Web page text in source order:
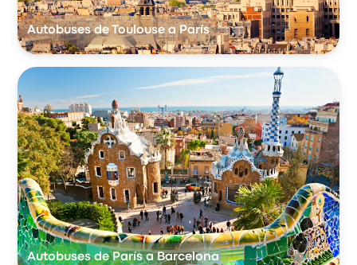
Autobuses de Toulouse a París
Autobuses de París a Barcelona